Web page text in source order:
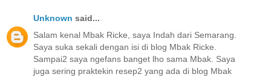
Unknown said...
Salam kenal Mbak Ricke, saya Indah dari Semarang.
Saya suka sekali dengan isi di blog Mbak Ricke.
Sampai2 saya ngefans banget lho sama Mbak. Saya
juga sering praktekin resep2 yang ada di blog Mbak